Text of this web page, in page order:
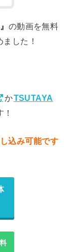
の動画を無料
した！
かTSUTAYA
込み可能です